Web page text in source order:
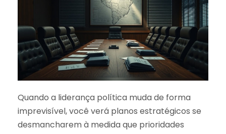
Quando a liderança política muda de forma
imprevisível, você verá planos estratégicos se
desmancharem à medida que prioridades